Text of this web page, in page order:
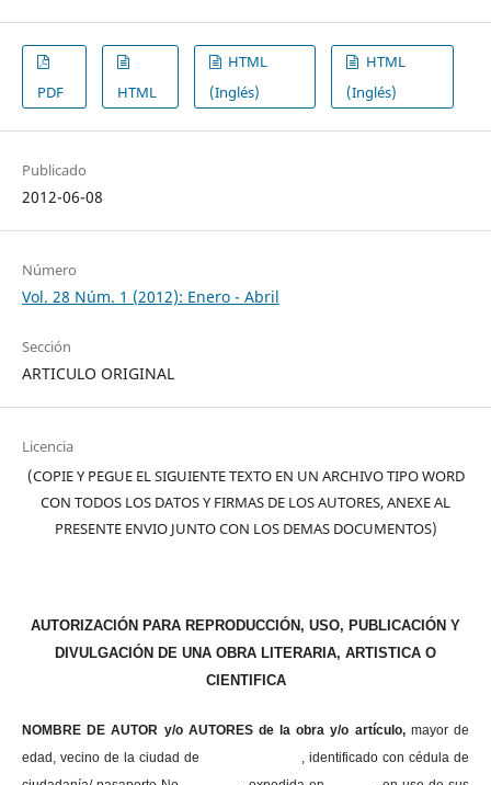
PDF HTML
HTML
(Inglés)
HTML
(Inglés)
Publicado
2012-06-08
Número
Vol. 28 Núm. 1 (2012): Enero - Abril
Sección
ARTICULO ORIGINAL
Licencia
(COPIE Y PEGUE EL SIGUIENTE TEXTO EN UN ARCHIVO TIPO WORD
CON TODOS LOS DATOS Y FIRMAS DE LOS AUTORES, ANEXE AL
PRESENTE ENVIO JUNTO CON LOS DEMAS DOCUMENTOS)
AUTORIZACIÓN PARA REPRODUCCIÓN, USO, PUBLICACIÓN Y
DIVULGACIÓN DE UNA OBRA LITERARIA, ARTISTICA O
CIENTIFICA
NOMBRE DE AUTOR y/o AUTORES de la obra y/o artículo, mayor de
edad, vecino de la ciudad de , identificado con cédula de